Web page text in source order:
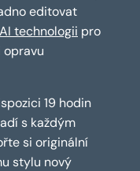
editovat
AI technologii pro
opravu
19 hodin
s každým
si originální
stylu nový